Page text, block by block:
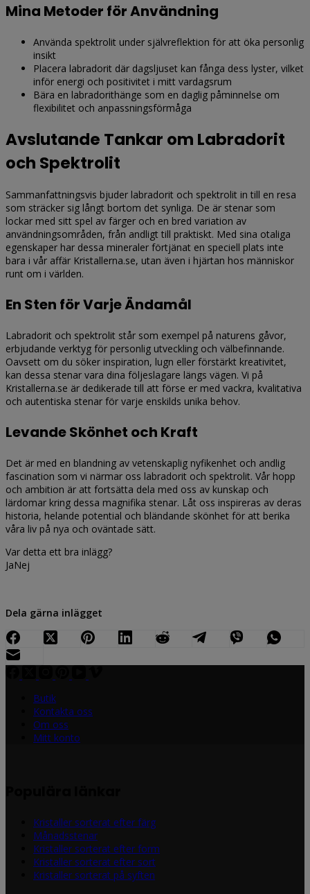
Mina Metoder för Användning
Använda spektrolit under självreflektion för att öka personlig
insikt
Placera labradorit där dagsljuset kan fånga dess lyster, vilket
inför energi och positivitet i mitt vardagsrum
Bära en labradorithänge som en daglig påminnelse om
flexibilitet och anpassningsförmåga
Avslutande Tankar om Labradorit
och Spektrolit
Sammanfattningsvis bjuder labradorit och spektrolit in till en resa
som sträcker sig långt bortom det synliga. De är stenar som
lockar med sitt spel av färger och en bred variation av
användningsområden, från andligt till praktiskt. Med sina otaliga
egenskaper har dessa mineraler förtjänat en speciell plats inte
bara i vår affär Kristallerna.se, utan även i hjärtan hos människor
runt om i världen.
En Sten för Varje Ändamål
Labradorit och spektrolit står som exempel på naturens gåvor,
erbjudande verktyg för personlig utveckling och välbefinnande.
Oavsett om du söker inspiration, lugn eller förstärkt kreativitet,
kan dessa stenar vara dina följeslagare längs vägen. Vi på
Kristallerna.se är dedikerade till att förse er med vackra, kvalitativa
och autentiska stenar för varje enskilds unika behov.
Levande Skönhet och Kraft
Det är med en blandning av vetenskaplig nyfikenhet och andlig
fascination som vi närmar oss labradorit och spektrolit. Vår hopp
och ambition är att fortsätta dela med oss av kunskap och
lärdomar kring dessa magnifika stenar. Låt oss inspireras av deras
historia, helande potential och bländande skönhet för att berika
våra liv på nya och oväntade sätt.
Var detta ett bra inlägg?
JaNej
Dela gärna inlägget
Butik
Kontakta oss
Om oss
Mitt konto
Kristaller sorterat efter färg
Månadsstenar
Kristaller sorterat efter form
Kristaller sorterat efter sort
Kristaller sorterat på syften